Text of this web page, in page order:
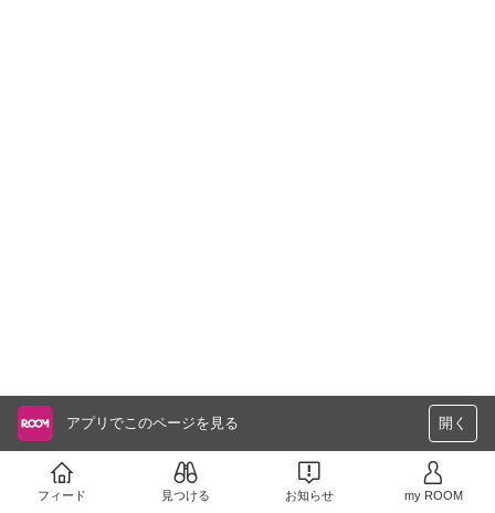
アプリでこのページを見る 開く
フィード 見つける お知らせ my ROOM